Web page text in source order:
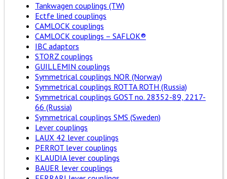
Tankwagen couplings (TW)
Ectfe lined couplings
CAMLOCK couplings
CAMLOCK couplings – SAFLOK®
IBC adaptors
STORZ couplings
GUILLEMIN couplings
Symmetrical couplings NOR (Norway)
Symmetrical couplings ROTTA ROTH (Russia)
Symmetrical couplings GOST no. 28352-89, 2217-
66 (Russia)
Symmetrical couplings SMS (Sweden)
Lever couplings
LAUX 42 lever couplings
PERROT lever couplings
KLAUDIA lever couplings
BAUER lever couplings